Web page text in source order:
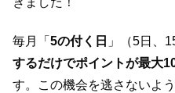
毎月「 5の付く日 」（5日、
するだけでポイントが最大
す。この機会を逃さないよ